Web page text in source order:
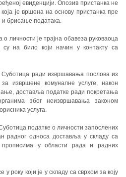
евиденцији. Опозив пристанка не
је вршена на основу пристанка пре
брисање података.
личности је трајна обавеза руковаоца
на било који начин у контакту са
Суботица ради извршавања послова из
извршене комуналне услуге, након
доставља податке ради покретања
због неизвршавања законом
услуга.
податке о личности запослених
радног односа доставља у складу са
прописима у области рада и радних
року који је у складу са сврхом за коју